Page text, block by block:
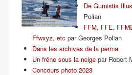
De Gumistis
Polian
FFM, FFE,
Ffwxyz, etc par Georges Polian
Dans les archives de la perma
Un frêne sous la neige par Robert
Concours photo 2023